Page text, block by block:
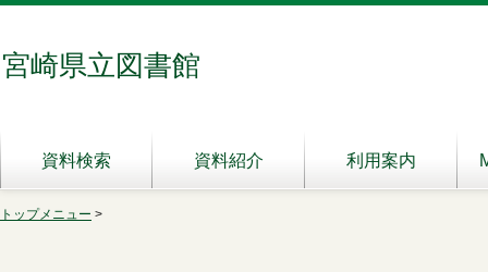
宮崎県立図書館
資料検索 資料紹介 利用案内
トップメニュー >